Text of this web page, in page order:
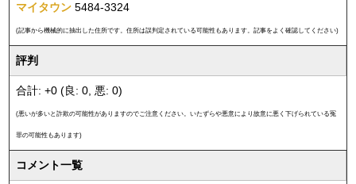
マイタウン 5484-3324
(記事から機械的に抽出した住所です。住所は誤判定されている可能性もあります。記事をよく確認してください)
評判
合計: +0 (良: 0, 悪: 0)
(悪いが多いと詐欺の可能性がありますのでご注意ください。いたずらや悪意により故意に悪く下げられている冤
罪の可能性もあります)
コメント一覧